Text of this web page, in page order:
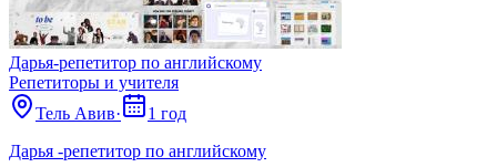
Дарья-репетитор по английскому
Репетиторы и учителя
Тель Авив·
1 год
Дарья -репетитор по английскому